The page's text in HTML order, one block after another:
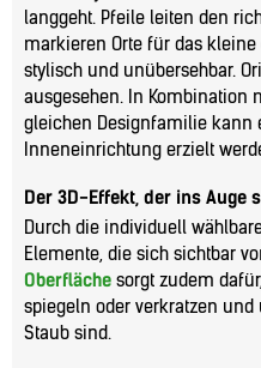
langgeht. Pfeile leiten den
markieren Orte für das kleine
stylisch und unübersehbar.
ausgesehen. In Kombination
gleichen Designfamilie kann
Inneneinrichtung erzielt
Der 3D-Effekt, der ins Auge
Durch die individuell
Elemente, die sich sichtbar
Oberfläche sorgt zudem
spiegeln oder verkratzen
Staub sind.